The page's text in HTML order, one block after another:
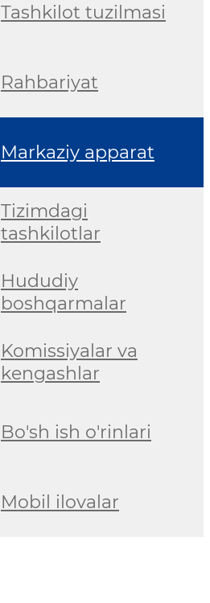
Tashkilot tuzilmasi
Rahbariyat
Markaziy apparat
Tizimdagi
tashkilotlar
Hududiy
boshqarmalar
Komissiyalar va
kengashlar
Bo'sh ish o'rinlari
Mobil ilovalar